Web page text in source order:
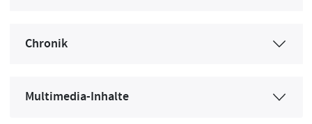
Chronik
Multimedia-Inhalte